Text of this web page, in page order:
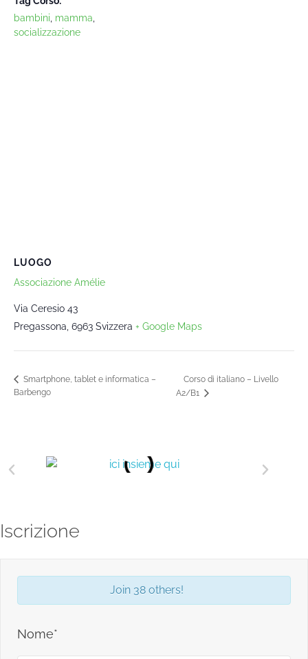
bambini mamma
socializzazione
LUOGO
Associazione Amélie
Via Ceresio 43
Pregassona 6963 Svizzera + Google Maps
Smartphone, tablet e informatica –
Barbengo
Corso di italiano – Livello
A2/B1
Iscrizione
Join 38 others!
Nome*